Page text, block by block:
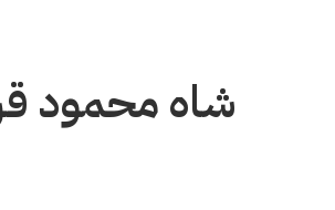
شاہ محمود